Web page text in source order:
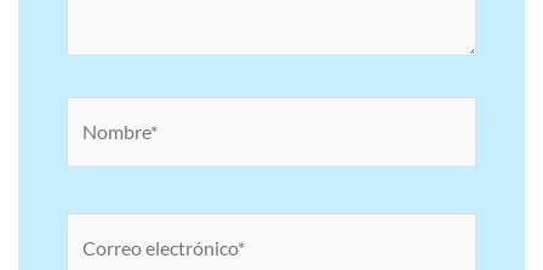
electrónico*